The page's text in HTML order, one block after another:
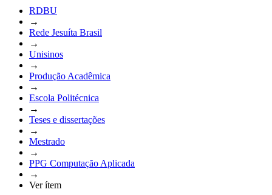
RDBU
→
Rede Jesuíta Brasil
→
Unisinos
→
Produção Acadêmica
→
Escola Politécnica
→
Teses e dissertações
→
Mestrado
→
PPG Computação Aplicada
→
Ver ítem